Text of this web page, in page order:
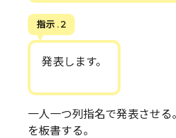
指示 . 2
発表します。
一人一つ列指名で発表させ
を板書する。